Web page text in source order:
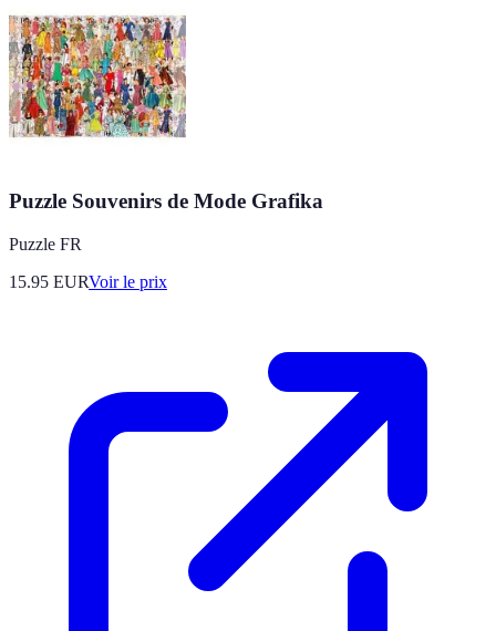
Puzzle Souvenirs de Mode Grafika
Puzzle FR
15.95 EURVoir le prix